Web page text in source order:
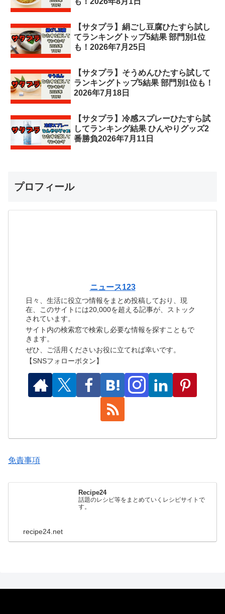
【サタプラ】絹ごし豆腐ひたすら試し
てランキングトップ5結果 部門別1位
も！2026年7月25日
【サタプラ】そうめんひたすら試して
ランキングトップ5結果 部門別1位も！
2026年7月18日
【サタプラ】冷感スプレーひたすら試
してランキング結果 ひんやりグッズ2
番勝負2026年7月11日
プロフィール
ニュース123
日々、生活に役立つ情報をまとめ投稿しており、現
在、このサイトには20,000を超える記事が、ストック
されています。
サイト内の検索窓で検索し必要な情報を探すこともで
きます。
ぜひ、ご活用くださいお役に立てれば幸いです。
【SNSフォローボタン】
免責事項
Recipe24
話題のレシピ等をまとめていくレシピサイトで
す。
recipe24.net